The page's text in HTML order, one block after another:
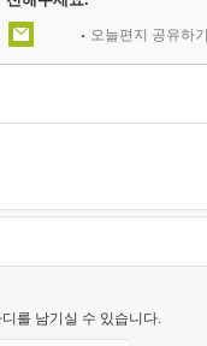
오늘편지 공유하기
를 남기실 수 있습니다.